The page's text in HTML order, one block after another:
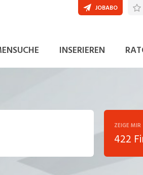
INSERIEREN
JOBABO
ZEIGE MIR
422